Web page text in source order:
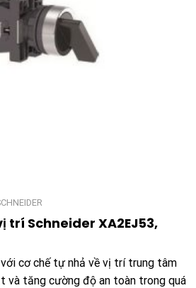
trí Schneider XA2EJ53,
cơ chế tự nhả về vị trí trung tâm
và tăng cường độ an toàn trong quá